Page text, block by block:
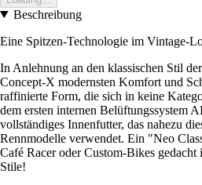
Beschreibung
Eine Spitzen-Technologie im Vintage-
In Anlehnung an den klassischen Stil
Concept-X modernsten Komfort und
raffinierte Form, die sich in keine
dem ersten internen Belüftungssystem
vollständiges Innenfutter, das nahezu
Rennmodelle verwendet. Ein "Neo
Café Racer oder Custom-Bikes
Stile!